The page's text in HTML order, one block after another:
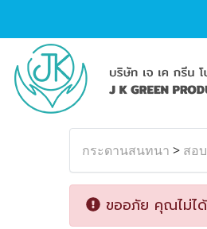
กระดานสนทนา > สอ
ขออภัย คุณไม่ได้